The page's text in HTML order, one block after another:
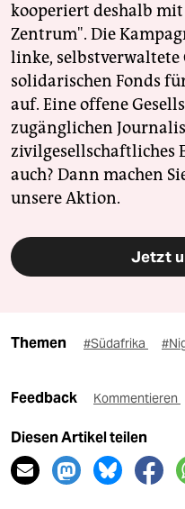
kooperiert deshalb
Zentrum". Die
linke,
solidarischen Fonds
auf. Eine offene
zugänglichen
zivilgesellschaftliches
auch? Dann machen
unsere Aktion.
Jetzt
Themen #Südafrika
Feedback Kommentieren
Diesen Artikel teilen